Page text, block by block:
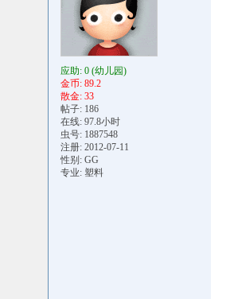
应助: 0 (幼儿园)
金币: 89.2
散金: 33
帖子: 186
在线: 97.8小时
虫号: 1887548
注册: 2012-07-11
性别: GG
专业: 塑料